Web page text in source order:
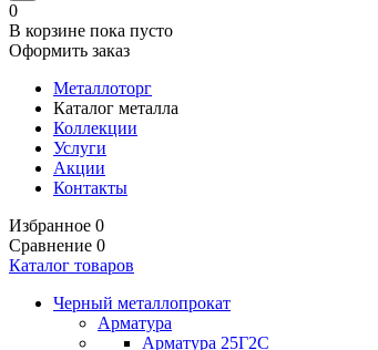
0
В корзине пока пусто
Оформить заказ
Металлоторг
Каталог металла
Коллекции
Услуги
Акции
Контакты
Избранное 0
Сравнение 0
Каталог товаров
Черный металлопрокат
Арматура
Арматура 25Г2С